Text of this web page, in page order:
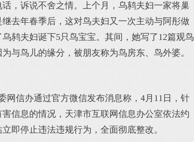
，诉说不舍之情。上个月，乌鸫夫妇一家将巢
去年春季后，这对鸟夫妇又一次主动与阿彤做
鸫夫妇诞下5只鸟宝宝。其间，她写了12篇观鸟
与鸟儿的缘分，被朋友称为鸟房东、鸟外婆。
网信办通过官方微信发布消息称，4月11日，针
信息的情况，天津市互联网信息办公室依法约
即停止违法违规行为，全面彻底整改。